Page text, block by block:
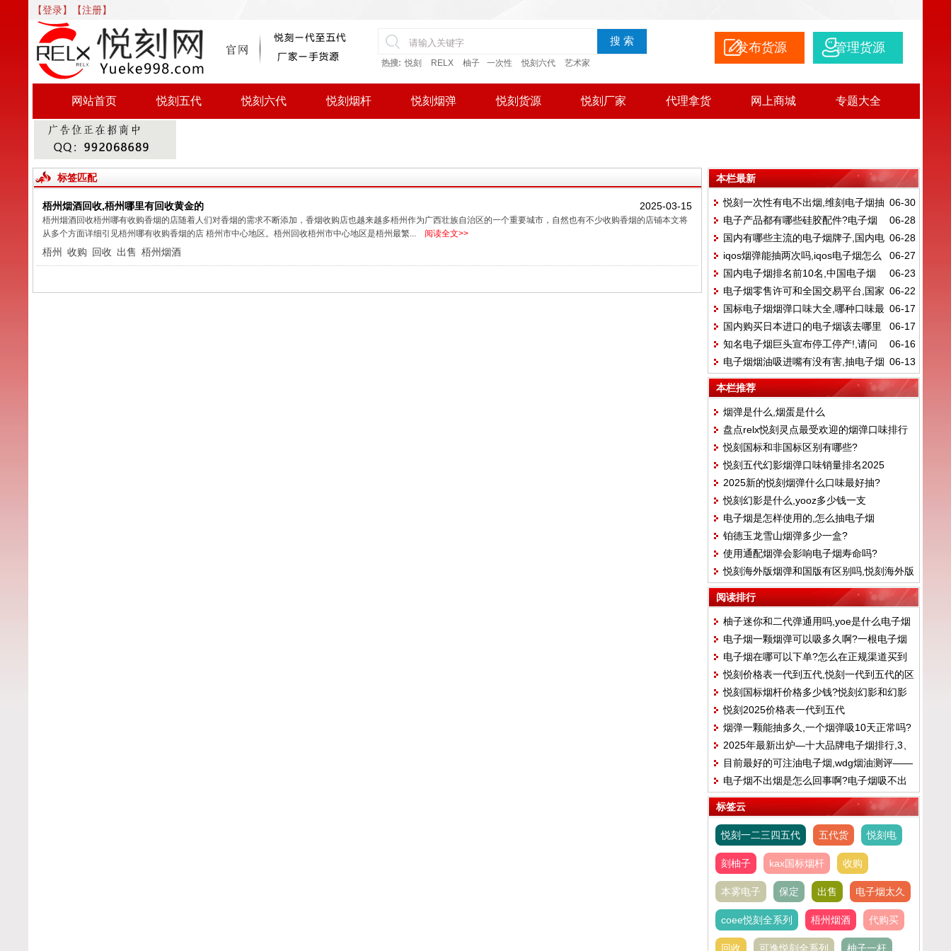
【登录】 【注册】
搜 索
热搜: 悦刻 RELX 柚子 一次性 悦刻六代 艺术家
发布货源 管理货源
网站首页 悦刻五代 悦刻六代 悦刻烟杆 悦刻烟弹 悦刻货源 悦刻厂家 代理拿货 网上商城 专题大全
标签匹配
2025-03-15
梧州烟酒回收,梧州哪里有回收黄金的
梧州烟酒回收梧州哪有收购香烟的店随着人们对香烟的需求不断添加，香烟收购店也越来越多梧州作为广西壮族自治区的一个重要城市，自然也有不少收购香烟的店铺本文将
从多个方面详细引见梧州哪有收购香烟的店 梧州市中心地区。梧州回收梧州市中心地区是梧州最繁...
阅读全文>>
梧州 收购 回收 出售 梧州烟酒
本栏最新
06-30
悦刻一次性有电不出烟,维刻电子烟抽
不出来烟
06-28
电子产品都有哪些硅胶配件?电子烟
是什么
06-28
国内有哪些主流的电子烟牌子,国内电
子烟排名前10名
06-27
iqos烟弹能抽两次吗,iqos电子烟怎么
使用?
06-23
国内电子烟排名前10名,中国电子烟
品牌总共有哪些?
06-22
电子烟零售许可和全国交易平台,国家
统一电子烟交易平台里面的价格
06-17
国标电子烟烟弹口味大全,哪种口味最
好抽?
06-17
国内购买日本进口的电子烟该去哪里
找,yooz怎么购买
06-16
知名电子烟巨头宣布停工停产!,请问
电子烟还能做吗?
06-13
电子烟烟油吸进嘴有没有害,抽电子烟
抽到兽邦邦怎么办
本栏推荐
烟弹是什么,烟蛋是什么
盘点relx悦刻灵点最受欢迎的烟弹口味排行
榜！
悦刻国标和非国标区别有哪些?
悦刻五代幻影烟弹口味销量排名2025
2025新的悦刻烟弹什么口味最好抽?
悦刻幻影是什么,yooz多少钱一支
电子烟是怎样使用的,怎么抽电子烟
铂德玉龙雪山烟弹多少一盒?
使用通配烟弹会影响电子烟寿命吗?
悦刻海外版烟弹和国版有区别吗,悦刻海外版
烟弹真假
阅读排行
柚子迷你和二代弹通用吗,yoe是什么电子烟
电子烟一颗烟弹可以吸多久啊?一根电子烟
能抽多长时间
电子烟在哪可以下单?怎么在正规渠道买到
合格的电子烟
悦刻价格表一代到五代,悦刻一代到五代的区
别
悦刻国标烟杆价格多少钱?悦刻幻影和幻影
pro区别
悦刻2025价格表一代到五代
烟弹一颗能抽多久,一个烟弹吸10天正常吗?
2025年最新出炉—十大品牌电子烟排行,3、
火器AMMO
目前最好的可注油电子烟,wdg烟油测评——
樱花可乐味
电子烟不出烟是怎么回事啊?电子烟吸不出
来烟雾怎么办
标签云
悦刻一二三四五代 五代货 悦刻电
刻柚子 kax国标烟杆 收购
本雾电子 保定 出售 电子烟太久
coee悦刻全系列 梧州烟酒 代购买
回收 可逸悦刻全系列 柚子一杆